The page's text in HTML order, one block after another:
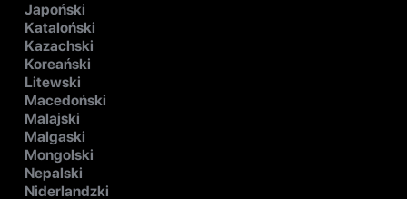
Japoński
Kataloński
Kazachski
Koreański
Litewski
Macedoński
Malajski
Malgaski
Mongolski
Nepalski
Niderlandzki